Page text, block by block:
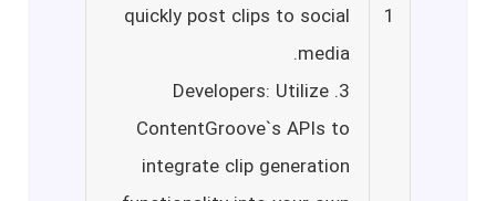
1
quickly post clips to social
media.
3. Developers: Utilize
ContentGroove`s APIs to
integrate clip generation